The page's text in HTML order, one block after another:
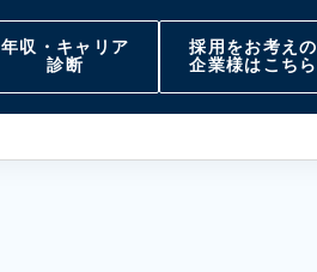
年収・キャリア
診断
採用をお考えの
企業様はこちら